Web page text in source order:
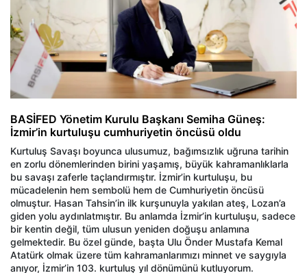
BASİFED Yönetim Kurulu Başkanı Semiha Güneş:
İzmir’in kurtuluşu cumhuriyetin öncüsü oldu
Kurtuluş Savaşı boyunca ulusumuz, bağımsızlık uğruna tarihin
en zorlu dönemlerinden birini yaşamış, büyük kahramanlıklarla
bu savaşı zaferle taçlandırmıştır. İzmir’in kurtuluşu, bu
mücadelenin hem sembolü hem de Cumhuriyetin öncüsü
olmuştur. Hasan Tahsin’in ilk kurşunuyla yakılan ateş, Lozan’a
giden yolu aydınlatmıştır. Bu anlamda İzmir’in kurtuluşu, sadece
bir kentin değil, tüm ulusun yeniden doğuşu anlamına
gelmektedir. Bu özel günde, başta Ulu Önder Mustafa Kemal
Atatürk olmak üzere tüm kahramanlarımızı minnet ve saygıyla
anıyor, İzmir’in 103. kurtuluş yıl dönümünü kutluyorum.